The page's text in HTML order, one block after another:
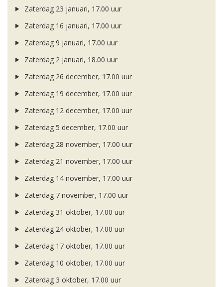
Zaterdag 23 januari, 17.00 uur
Zaterdag 16 januari, 17.00 uur
Zaterdag 9 januari, 17.00 uur
Zaterdag 2 januari, 18.00 uur
Zaterdag 26 december, 17.00 uur
Zaterdag 19 december, 17.00 uur
Zaterdag 12 december, 17.00 uur
Zaterdag 5 december, 17.00 uur
Zaterdag 28 november, 17.00 uur
Zaterdag 21 november, 17.00 uur
Zaterdag 14 november, 17.00 uur
Zaterdag 7 november, 17.00 uur
Zaterdag 31 oktober, 17.00 uur
Zaterdag 24 oktober, 17.00 uur
Zaterdag 17 oktober, 17.00 uur
Zaterdag 10 oktober, 17.00 uur
Zaterdag 3 oktober, 17.00 uur